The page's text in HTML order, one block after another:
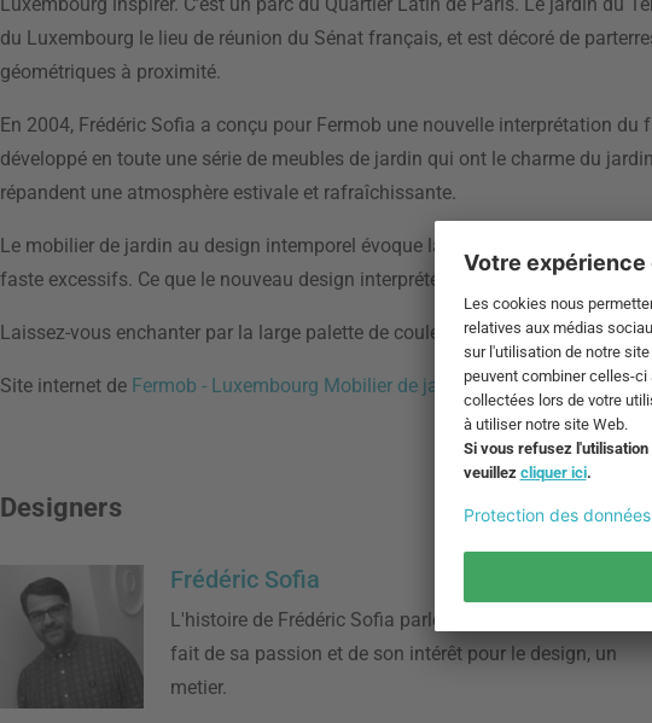
du Luxembourg le lieu de réunion du Sénat français, et est décoré de
géométriques à proximité.
En 2004, Frédéric Sofia a conçu pour Fermob une nouvelle interprétation
développé en toute une série de meubles de jardin qui ont le charme du
répandent une atmosphère estivale et rafraîchissante.
Le mobilier de jardin au design intemporel évoque la splendeur du jardin
faste excessifs. Ce que le nouveau design interprété a de plus simple, les
Laissez-vous enchanter par la large palette de couleurs de Fermob et faites
Site internet de Fermob - Luxembourg Mobilier de jardin
Designers
Frédéric Sofia
L'histoire de Frédéric Sofia parle d'un autodidacte qui a
fait de sa passion et de son intérêt pour le design, un
metier.